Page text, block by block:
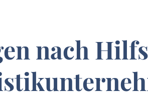
nach